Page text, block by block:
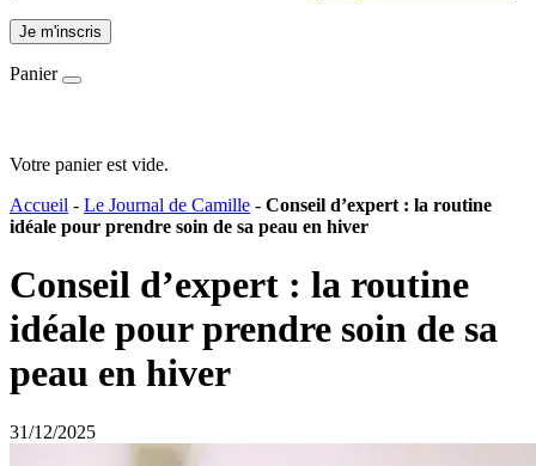
Je m'inscris
Panier
Votre panier est vide.
Accueil - Le Journal de Camille - Conseil d’expert : la routine
idéale pour prendre soin de sa peau en hiver
Conseil d’expert : la routine
idéale pour prendre soin de sa
peau en hiver
31/12/2025